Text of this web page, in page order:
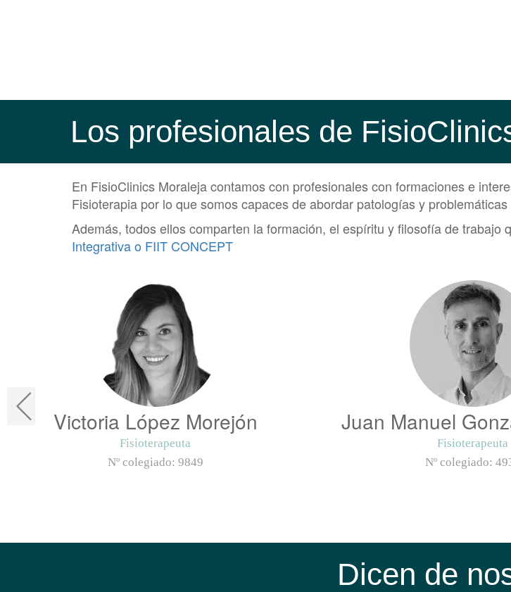
Los profesionales de
En FisioClinics Moraleja contamos con profesionales con formaciones e
Fisioterapia por lo que somos capaces de abordar patologías y
Además, todos ellos comparten la formación, el espíritu y filosofía de trabajo
Integrativa o FIIT CONCEPT
Victoria López Morejón
Fisioterapeuta
Nº colegiado: 9849
Juan Manuel
Fisioterapeuta
Nº colegiado:
Dicen de